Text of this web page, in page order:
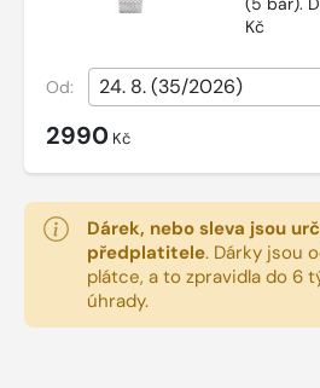
Kč
Od:
2990 Kč
Dárek, nebo sleva jsou
předplatitele. Dárky jsou
plátce, a to zpravidla do 6
úhrady.